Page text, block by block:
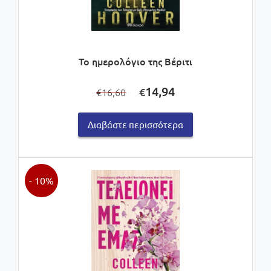
Το ημερολόγιο της Βέριτι
€16,60
price
was:
€16,60.
€14,94τρέχουσα
τιμή
είναι:
€14,94.
Διαβάστε περισσότερα
- 10%